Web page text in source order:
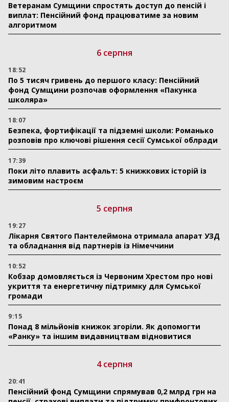
Ветеранам Сумщини спростять доступ до пенсій і
виплат: Пенсійний фонд працюватиме за новим
алгоритмом
6 серпня
18:52
По 5 тисяч гривень до першого класу: Пенсійний
фонд Сумщини розпочав оформлення «Пакунка
школяра»
18:07
Безпека, фортифікації та підземні школи: Романько
розповів про ключові рішення сесії Сумської облради
17:39
Поки літо плавить асфальт: 5 книжкових історій із
зимовим настроєм
5 серпня
19:27
Лікарня Святого Пантелеймона отримала апарат УЗД
та обладнання від партнерів із Німеччини
10:52
Кобзар домовляється із Червоним Хрестом про нові
укриття та енергетичну підтримку для Сумської
громади
9:15
Понад 8 мільйонів книжок згоріли. Як допомогти
«Ранку» та іншим видавництвам відновитися
4 серпня
20:41
Пенсійний фонд Сумщини спрямував 0,2 млрд грн на